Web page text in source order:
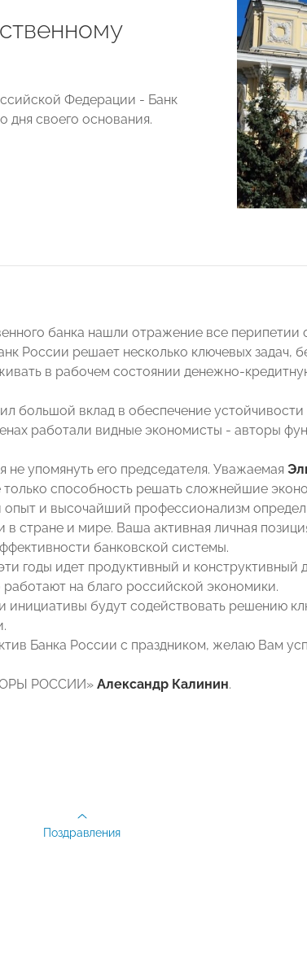
Федерации - Банк
дня своего основания.
банка нашли отражение все
России решает несколько ключевых задач,
в рабочем состоянии денежно-
большой вклад в обеспечение
работали видные экономисты - авторы
не упомянуть его председателя. Уважаемая
способность решать сложнейшие
опыт и высочайший профессионализм
в стране и мире. Ваша активная личная
банковской системы.
годы идет продуктивный и
на благо российской экономики.
инициативы будут содействовать решению
Банка России с праздником, желаю Вам
РОССИИ» Александр Калинин.
Поздравления